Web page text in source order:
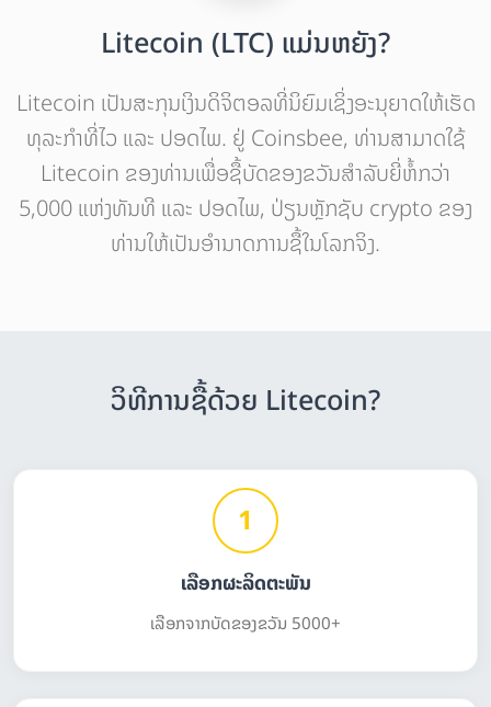
Litecoin (LTC) ແມ່ນຫຍັງ?
Litecoin ເປັນສະກຸນເງິນດິຈິຕອລທີ່ນິຍົມເຊິ່ງອະນຸຍາດໃຫ້ເຮັດ
ທຸລະກໍາທີ່ໄວ ແລະ ປອດໄພ. ຢູ່ Coinsbee, ທ່ານສາມາດໃຊ້
Litecoin ຂອງທ່ານເພື່ອຊື້ບັດຂອງຂວັນສຳລັບຍີ່ຫໍ້ກວ່າ
5,000 ແຫ່ງທັນທີ ແລະ ປອດໄພ, ປ່ຽນຫຼັກຊັບ crypto ຂອງ
ທ່ານໃຫ້ເປັນອຳນາດການຊື້ໃນໂລກຈິງ.
ວິທີການຊື້ດ້ວຍ Litecoin?
1
ເລືອກຜະລິດຕະພັນ
ເລືອກຈາກບັດຂອງຂວັນ 5000+